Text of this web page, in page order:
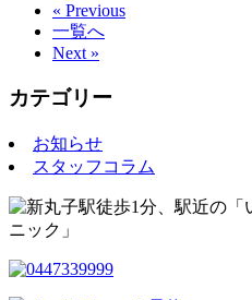
« Previous
一覧へ
Next »
カテゴリー
お知らせ
スタッフコラム